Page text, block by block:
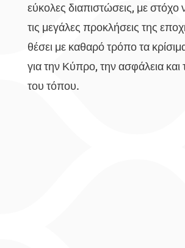
εύκολες διαπιστώσεις, με στόχο
τις μεγάλες προκλήσεις της
θέσει με καθαρό τρόπο τα
για την Κύπρο, την ασφάλεια και
του τόπου.